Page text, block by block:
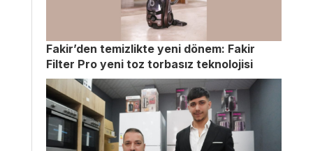
Fakir’den temizlikte yeni dönem: Fakir
Filter Pro yeni toz torbasız teknolojisi